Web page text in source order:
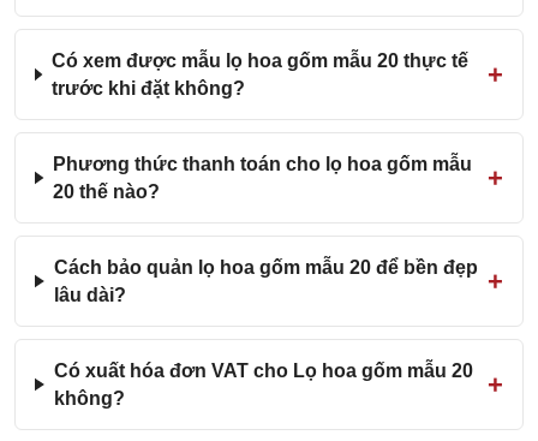
Có xem được mẫu lọ hoa gốm mẫu 20 thực tế
trước khi đặt không?
Phương thức thanh toán cho lọ hoa gốm mẫu
20 thế nào?
Cách bảo quản lọ hoa gốm mẫu 20 để bền đẹp
lâu dài?
Có xuất hóa đơn VAT cho Lọ hoa gốm mẫu 20
không?